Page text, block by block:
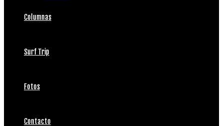
Columnas
Surf Trip
Fotos
Contacto